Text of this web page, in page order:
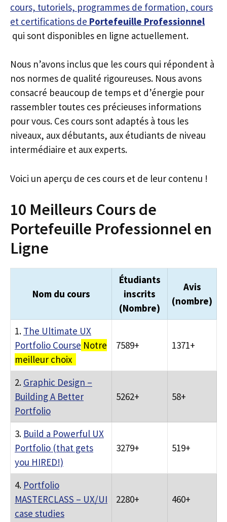
cours, tutoriels, programmes de formation, cours
et certifications de Portefeuille Professionnel
qui sont disponibles en ligne actuellement.
Nous n’avons inclus que les cours qui répondent à
nos normes de qualité rigoureuses. Nous avons
consacré beaucoup de temps et d’énergie pour
rassembler toutes ces précieuses informations
pour vous. Ces cours sont adaptés à tous les
niveaux, aux débutants, aux étudiants de niveau
intermédiaire et aux experts.
Voici un aperçu de ces cours et de leur contenu !
10 Meilleurs Cours de
Portefeuille Professionnel en
Ligne
Nom du cours
Étudiants
inscrits
(Nombre)
Avis
(nombre)
1. The Ultimate UX
Portfolio Course Notre
meilleur choix
7589+ 1371+
2. Graphic Design –
Building A Better
Portfolio
5262+ 58+
3. Build a Powerful UX
Portfolio (that gets
you HIRED!)
3279+ 519+
4. Portfolio
MASTERCLASS – UX/UI
case studies
2280+ 460+